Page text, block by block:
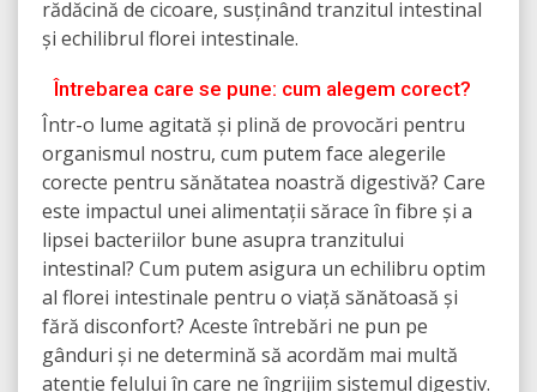
rădăcină de cicoare, susținând tranzitul intestinal
și echilibrul florei intestinale.
Întrebarea care se pune: cum alegem corect?
Într-o lume agitată și plină de provocări pentru
organismul nostru, cum putem face alegerile
corecte pentru sănătatea noastră digestivă? Care
este impactul unei alimentații sărace în fibre și a
lipsei bacteriilor bune asupra tranzitului
intestinal? Cum putem asigura un echilibru optim
al florei intestinale pentru o viață sănătoasă și
fără disconfort? Aceste întrebări ne pun pe
gânduri și ne determină să acordăm mai multă
atenție felului în care ne îngrijim sistemul digestiv.